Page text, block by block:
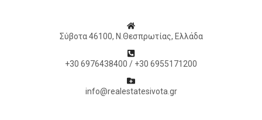
Σύβοτα 46100, Ν.Θεσπρωτίας, Ελλάδα
+30 6976438400 / +30 6955171200
info@realestatesivota.gr